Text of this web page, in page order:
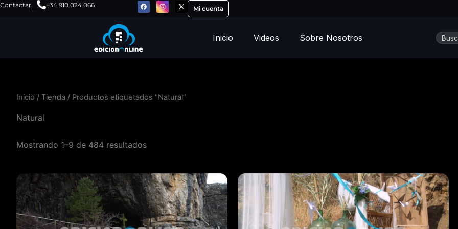
Ir
Contactar +34 910 024 066
F
a
c
I
n
s
X
-
Mi cuenta
Inicio Videos Sobre Nosotros
Inicio / Tienda / Productos etiquetados “Natural”
Natural
Mostrando 1–9 de 484 resultados